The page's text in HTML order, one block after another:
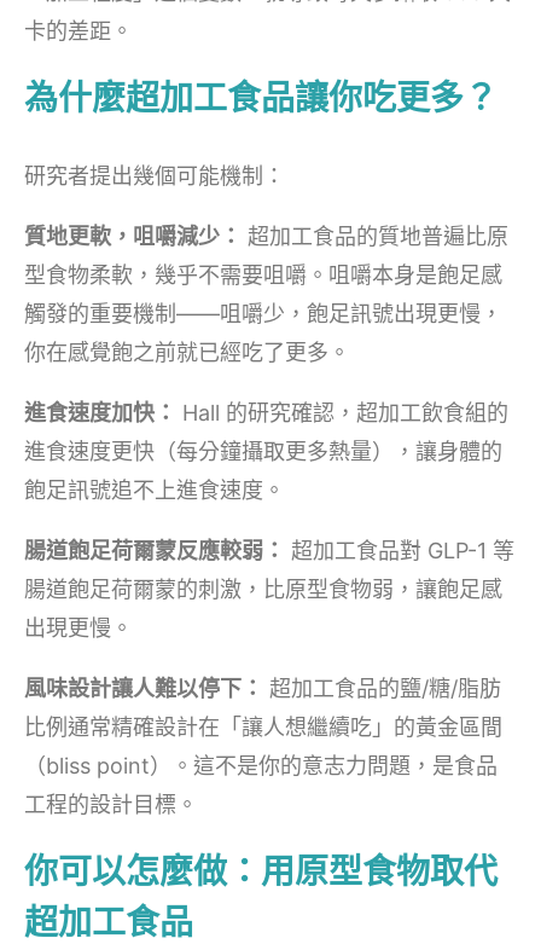
卡的差距。
為什麼超加工食品讓你吃更多？
研究者提出幾個可能機制：
質地更軟，咀嚼減少：
超加工食品的質地普遍比原
型食物柔軟，幾乎不需要咀嚼。咀嚼本身是飽足感
觸發的重要機制——咀嚼少，飽足訊號出現更慢，
你在感覺飽之前就已經吃了更多。
進食速度加快：
Hall 的研究確認，超加工飲食組的
進食速度更快（每分鐘攝取更多熱量），讓身體的
飽足訊號追不上進食速度。
腸道飽足荷爾蒙反應較弱：
超加工食品對 GLP-1 等
腸道飽足荷爾蒙的刺激，比原型食物弱，讓飽足感
出現更慢。
風味設計讓人難以停下：
超加工食品的鹽/糖/脂肪
比例通常精確設計在「讓人想繼續吃」的黃金區間
（bliss point）。這不是你的意志力問題，是食品
工程的設計目標。
你可以怎麼做：用原型食物取代
超加工食品